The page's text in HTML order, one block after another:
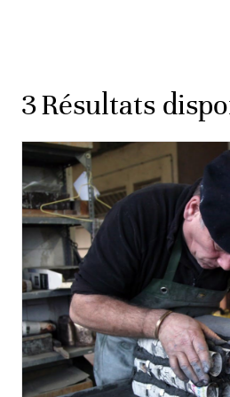
3Résultats